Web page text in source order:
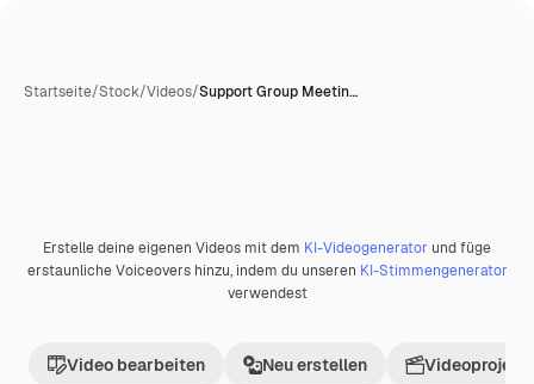
Startseite/Stock/Videos/Support Group Meetin…
PremiumKI-generiert
Erstelle deine eigenen Videos mit dem KI-Videogenerator und füge
erstaunliche Voiceovers hinzu, indem du unseren KI-Stimmengenerator
verwendest
Video bearbeiten Neu erstellen Videoprojekt